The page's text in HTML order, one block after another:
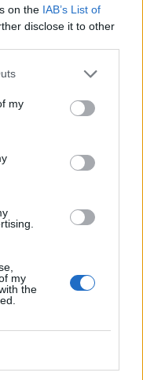
on the IAB’s List of
disclose it to other
my
my
the
δήμου
Europe
με στόχο
σε μεγάλα
Αθηναίων,
που
τις πόλεις της
με
Άνγκελα